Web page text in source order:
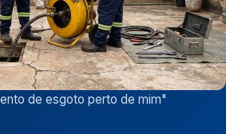
de esgoto perto de mim"